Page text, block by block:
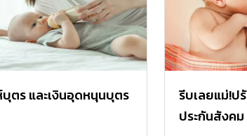
บุตร และเงินอุดหนุนบุตร
รีบเลยแม่!ป
ประกันสังค